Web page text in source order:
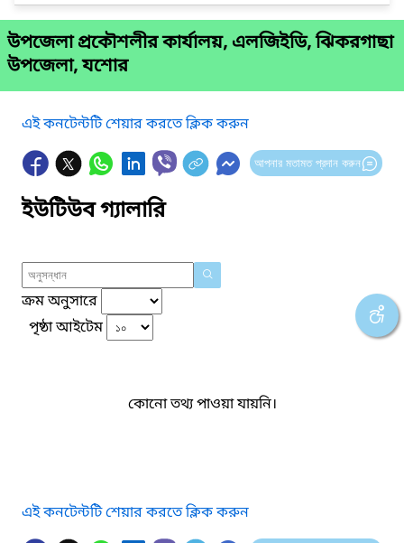
উপজেলা প্রকৌশলীর কার্যালয়, এলজিইডি, ঝিকরগাছা
উপজেলা, যশোর
এই কনটেন্টটি শেয়ার করতে ক্লিক করুন
আপনার মতামত প্রদান করুন
ইউটিউব গ্যালারি
ক্রম অনুসারে
পৃষ্ঠা আইটেম
কোনো তথ্য পাওয়া যায়নি।
এই কনটেন্টটি শেয়ার করতে ক্লিক করুন